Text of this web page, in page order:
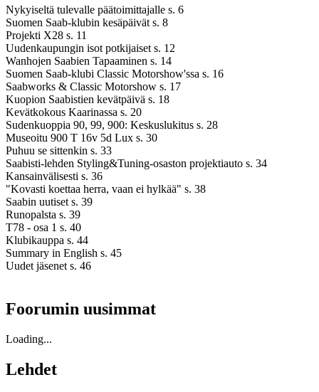
Nykyiseltä tulevalle päätoimittajalle s. 6
Suomen Saab-klubin kesäpäivät s. 8
Projekti X28 s. 11
Uudenkaupungin isot potkijaiset s. 12
Wanhojen Saabien Tapaaminen s. 14
Suomen Saab-klubi Classic Motorshow'ssa s. 16
Saabworks & Classic Motorshow s. 17
Kuopion Saabistien kevätpäivä s. 18
Kevätkokous Kaarinassa s. 20
Sudenkuoppia 90, 99, 900: Keskuslukitus s. 28
Museoitu 900 T 16v 5d Lux s. 30
Puhuu se sittenkin s. 33
Saabisti-lehden Styling&Tuning-osaston projektiauto s. 34
Kansainvälisesti s. 36
"Kovasti koettaa herra, vaan ei hylkää" s. 38
Saabin uutiset s. 39
Runopalsta s. 39
T78 - osa 1 s. 40
Klubikauppa s. 44
Summary in English s. 45
Uudet jäsenet s. 46
Foorumin uusimmat
Loading...
Lehdet